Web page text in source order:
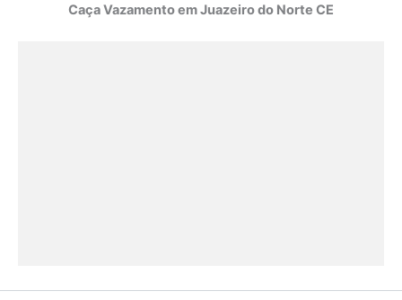
Caça Vazamento em Juazeiro do Norte CE